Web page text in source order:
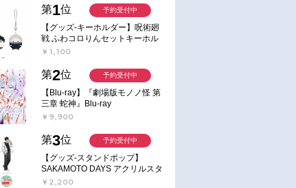
第1位
【グッズ-キーホルダー】呪術廻
戦 ふわコロりんセットキーホル
ダー【アニメイト特典付】
￥1,100
予約受付中
第2位
【Blu-ray】『劇場版モノノ怪 第
三章 蛇神』Blu-ray
￥9,900
予約受付中
第3位
【グッズ-スタンドポップ】
SAKAMOTO DAYS アクリルスタ
ンド～Sunny Afternoon～ 4.南雲
￥2,200
予約受付中